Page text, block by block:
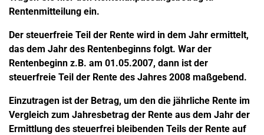
Rentenmitteilung ein.
Der steuerfreie Teil der Rente wird in dem Jahr ermittelt,
das dem Jahr des Rentenbeginns folgt. War der
Rentenbeginn z.B. am 01.05.2007, dann ist der
steuerfreie Teil der Rente des Jahres 2008 maßgebend.
Einzutragen ist der Betrag, um den die jährliche Rente im
Vergleich zum Jahresbetrag der Rente aus dem Jahr der
Ermittlung des steuerfrei bleibenden Teils der Rente auf